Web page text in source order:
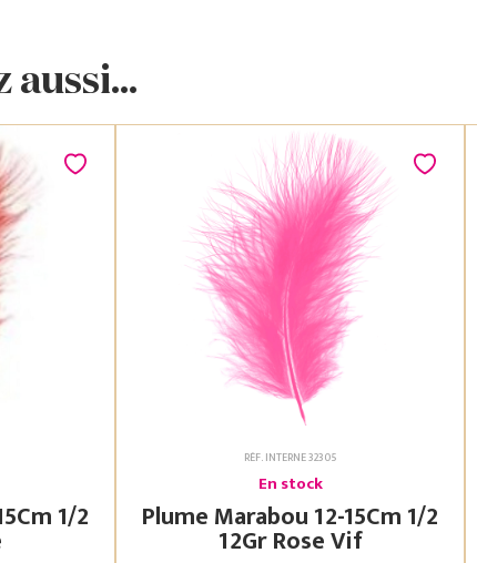
aussi...
RÉF. INTERNE 32305
En stock
Plume Marabou 12-15Cm 1/2
12Gr Rose Vif